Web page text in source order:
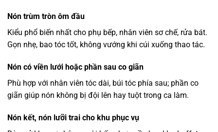
Nón trùm tròn ôm đầu
Kiểu phổ biến nhất cho phụ bếp, nhân viên sơ chế, rửa bát.
Gọn nhẹ, bao tóc tốt, không vướng khi cúi xuống thao tác.
Nón có viền lưới hoặc phần sau co giãn
Phù hợp với nhân viên tóc dài, búi tóc phía sau; phần co
giãn giúp nón không bị đội lên hay tuột trong ca làm.
Nón kết, nón lưỡi trai cho khu phục vụ